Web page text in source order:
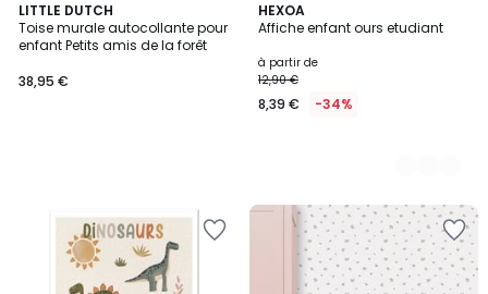
LITTLE DUTCH
Toise murale autocollante pour
enfant Petits amis de la forêt
38,95 €
HEXOA
Affiche enfant ours etudiant
à partir de
12,90 €
8,39 € -34%
3
Couleurs